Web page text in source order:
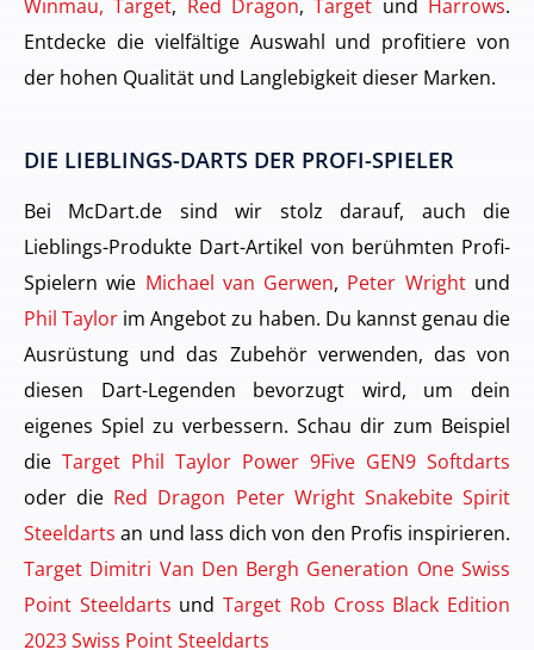
Winmau, Target, Red Dragon,Target und Harrows.
Entdecke die vielfältige Auswahl und profitiere von
der hohen Qualität und Langlebigkeit dieser Marken.
DIE LIEBLINGS-DARTS DER PROFI-SPIELER
Bei McDart.de sind wir stolz darauf, auch die
Lieblings-Produkte Dart-Artikel von berühmten Profi-
Spielern wie Michael van Gerwen, Peter Wrightund
Phil Taylor im Angebot zu haben. Du kannst genau die
Ausrüstung und das Zubehör verwenden, das von
diesen Dart-Legenden bevorzugt wird, um dein
eigenes Spiel zu verbessern. Schau dir zum Beispiel
die Target Phil Taylor Power 9Five GEN9 Softdarts
oder die Red Dragon Peter Wright Snakebite Spirit
Steeldarts an und lass dich von den Profis inspirieren.
Target Dimitri Van Den Bergh Generation One Swiss
Point Steeldarts undTarget Rob Cross Black Edition
2023 Swiss Point Steeldarts